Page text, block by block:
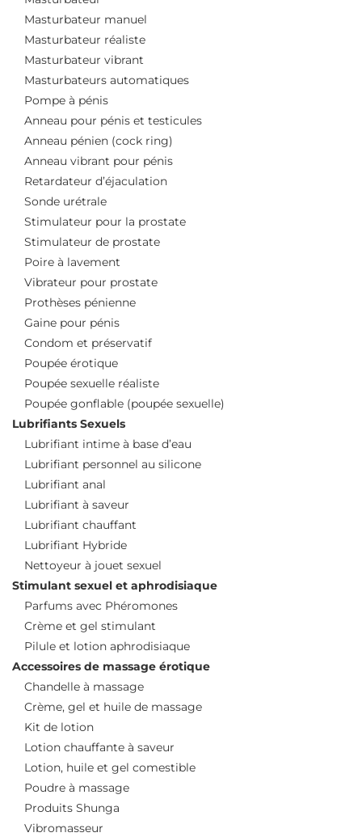
Masturbateur manuel
Masturbateur réaliste
Masturbateur vibrant
Masturbateurs automatiques
Pompe à pénis
Anneau pour pénis et testicules
Anneau pénien (cock ring)
Anneau vibrant pour pénis
Retardateur d’éjaculation
Sonde urétrale
Stimulateur pour la prostate
Stimulateur de prostate
Poire à lavement
Vibrateur pour prostate
Prothèses pénienne
Gaine pour pénis
Condom et préservatif
Poupée érotique
Poupée sexuelle réaliste
Poupée gonflable (poupée sexuelle)
Lubrifiants Sexuels
Lubrifiant intime à base d’eau
Lubrifiant personnel au silicone
Lubrifiant anal
Lubrifiant à saveur
Lubrifiant chauffant
Lubrifiant Hybride
Nettoyeur à jouet sexuel
Stimulant sexuel et aphrodisiaque
Parfums avec Phéromones
Crème et gel stimulant
Pilule et lotion aphrodisiaque
Accessoires de massage érotique
Chandelle à massage
Crème, gel et huile de massage
Kit de lotion
Lotion chauffante à saveur
Lotion, huile et gel comestible
Poudre à massage
Produits Shunga
Vibromasseur